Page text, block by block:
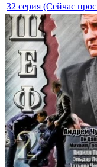
32 серия (Сейчас